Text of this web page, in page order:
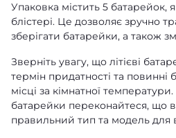
Упаковка містить 5 батарейок,
блістері. Це дозволяє зручно
зберігати батарейки, а також
Зверніть увагу, що літієві
термін придатності та повинні
місці за кімнатної
батарейки переконайтеся, що
правильний тип та модель